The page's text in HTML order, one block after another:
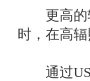
更高的辐
时，在高
通过